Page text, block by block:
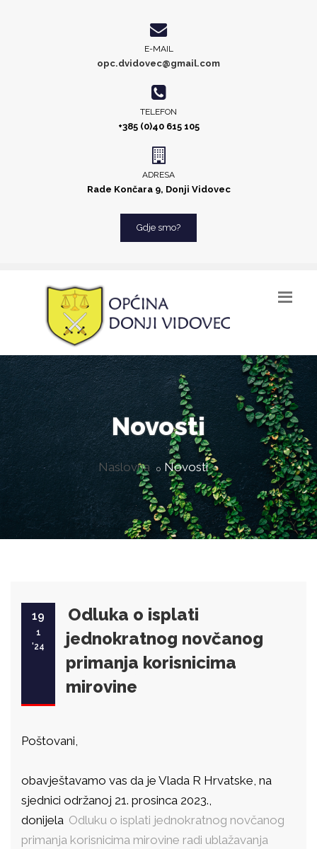
E-MAIL
opc.dvidovec@gmail.com
TELEFON
+385 (0)40 615 105
ADRESA
Rade Končara 9, Donji Vidovec
Gdje smo?
Novosti
Naslovna Novosti
19
1
'24
Odluka o isplati
jednokratnog novčanog
primanja korisnicima
mirovine
Poštovani,
obavještavamo vas da je Vlada R Hrvatske, na
sjednici održanoj 21. prosinca 2023.,
donijela Odluku o isplati jednokratnog novčanog
primanja korisnicima mirovine radi ublažavanja